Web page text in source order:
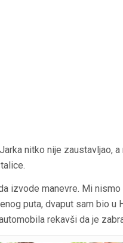
nitko nije zaustavljao,
izvode manevre. Mi
puta, dvaput sam bio u
rekavši da je